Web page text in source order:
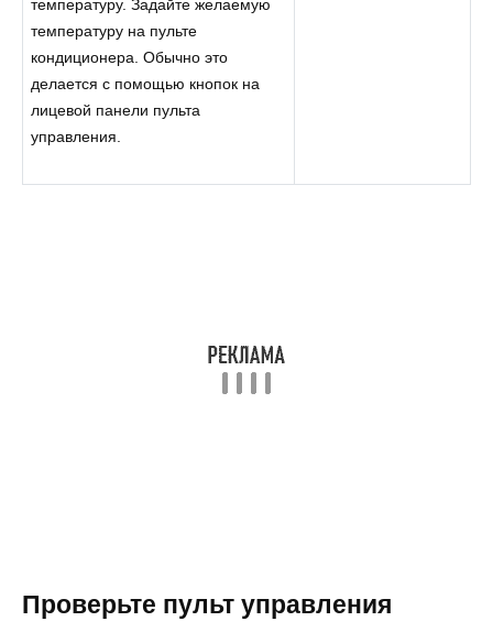
температуру. Задайте желаемую
температуру на пульте
кондиционера. Обычно это
делается с помощью кнопок на
лицевой панели пульта
управления.
Проверьте пульт управления